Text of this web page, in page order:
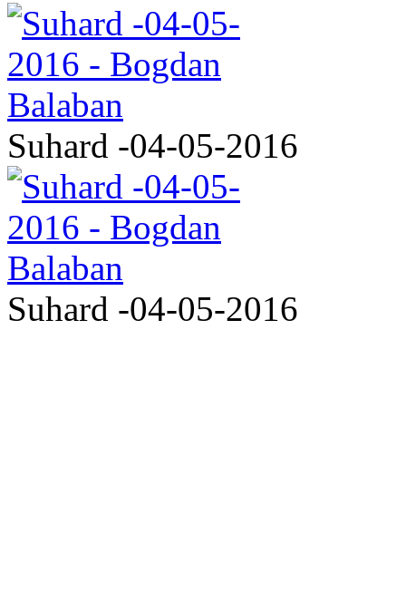
Suhard -04-05-2016
Suhard -04-05-2016